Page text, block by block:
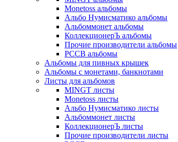
Monetoss альбомы
Альбо Нумисматико альбомы
Альбоммонет альбомы
КоллекционерЪ альбомы
Прочие производители альбомы
РССВ альбомы
Альбомы для пивных крышек
Альбомы с монетами, банкнотами
Листы для альбомов
MINGT листы
Monetoss листы
Альбо Нумисматико листы
Альбоммонет листы
КоллекционерЪ листы
Прочие производители листы